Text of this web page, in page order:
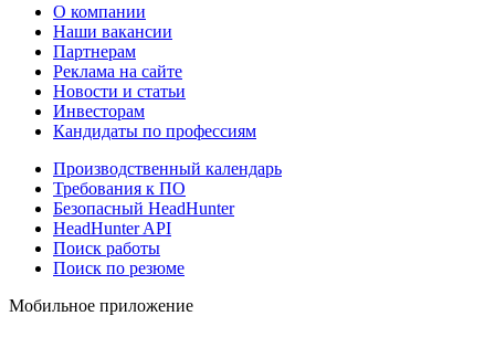
О компании
Наши вакансии
Партнерам
Реклама на сайте
Новости и статьи
Инвесторам
Кандидаты по профессиям
Производственный календарь
Требования к ПО
Безопасный HeadHunter
HeadHunter API
Поиск работы
Поиск по резюме
Мобильное приложение